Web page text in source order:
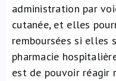
administration par
cutanée, et elles
remboursées si elles
pharmacie
est de pouvoir réagir